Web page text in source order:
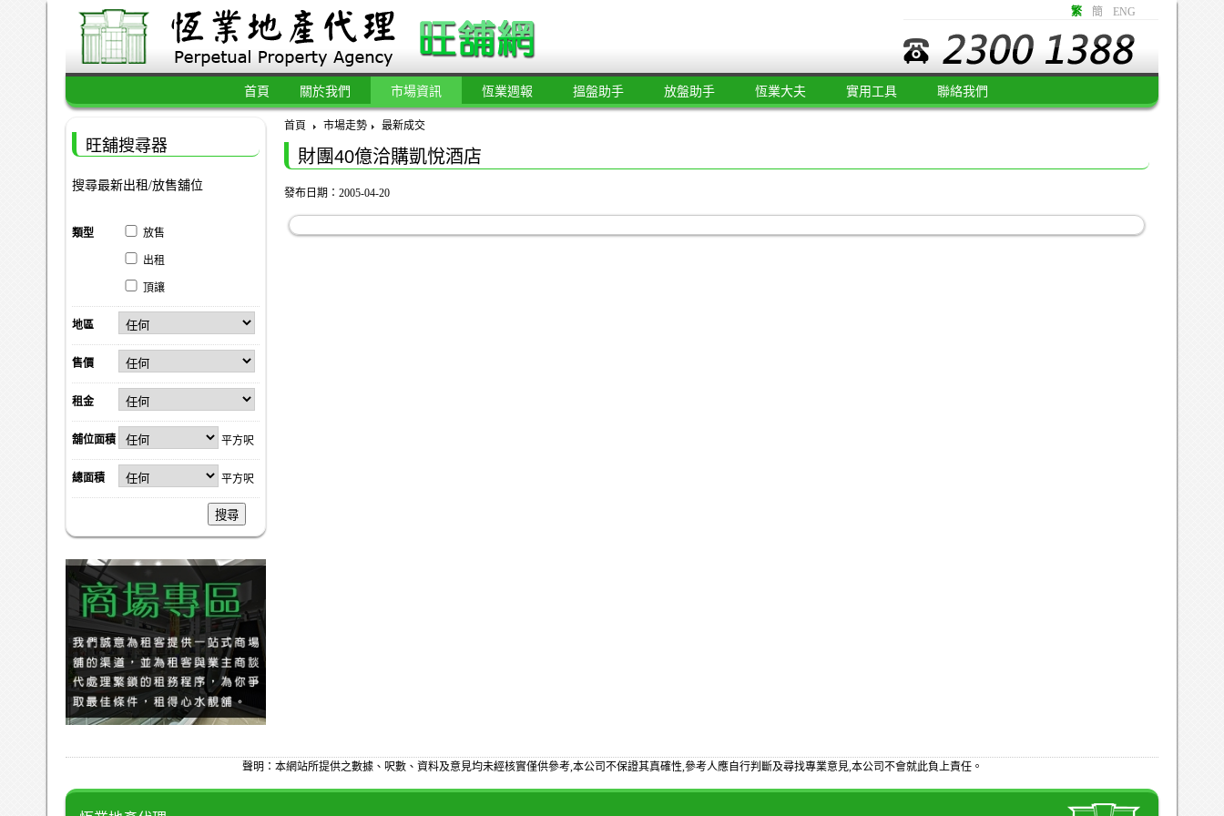
繁 簡 ENG
首頁 關於我們 市場資訊 恆業週報 搵盤助手 放盤助手 恆業大夫 實用工具 聯絡我們
首頁 市場走勢 最新成交
財團40億洽購凱悅酒店
發布日期：2005-04-20
旺舖搜尋器
搜尋最新出租/放售舖位
類型 放售
出租
頂讓
地區
售價
租金
舖位面積 平方呎
總面積 平方呎
搜尋
聲明：本網站所提供之數據、呎數、資料及意見均未經核實僅供參考,本公司不保證其真確性,參考人應自行判斷及尋找專業意見,本公司不會就此負上責任。